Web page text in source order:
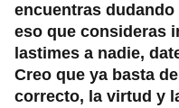
encuentras
eso que consideras
lastimes a nadie,
Creo que ya basta
correcto, la virtud y